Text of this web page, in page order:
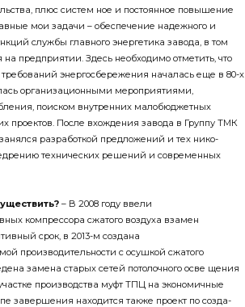
плюс систем­ ное и постоянное повышение
мои задачи – обеспечение надежного и
службы главного энергетика завода, в том
предприятии. Здесь необходимо отметить, что
энергосбережения началась еще в 80-­х
организационными мероприятиями,
поиском внутрен­них малобюджетных
проектов. После вхождения завода в Группу ТМК
разработкой предложений и тех­ нико­
технических решений и современных
ществить? – В 2008 году ввели
компрессора сжатого воздуха взамен
срок, в 2013-­м создана
производи­тельности с осушкой сжатого
замена старых сетей потолочного осве щения
производства муфт ТПЦ на экономичные
завершения находится также проект по созда­